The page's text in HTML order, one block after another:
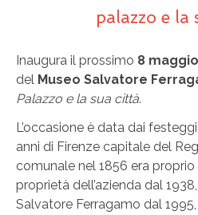
palazzo e la
Inaugura il prossimo 8 maggio
del Museo Salvatore
Palazzo e la sua città.
L’occasione è data dai
anni di Firenze capitale del
comunale nel 1856 era proprio
proprietà dell’azienda dal
Salvatore Ferragamo dal